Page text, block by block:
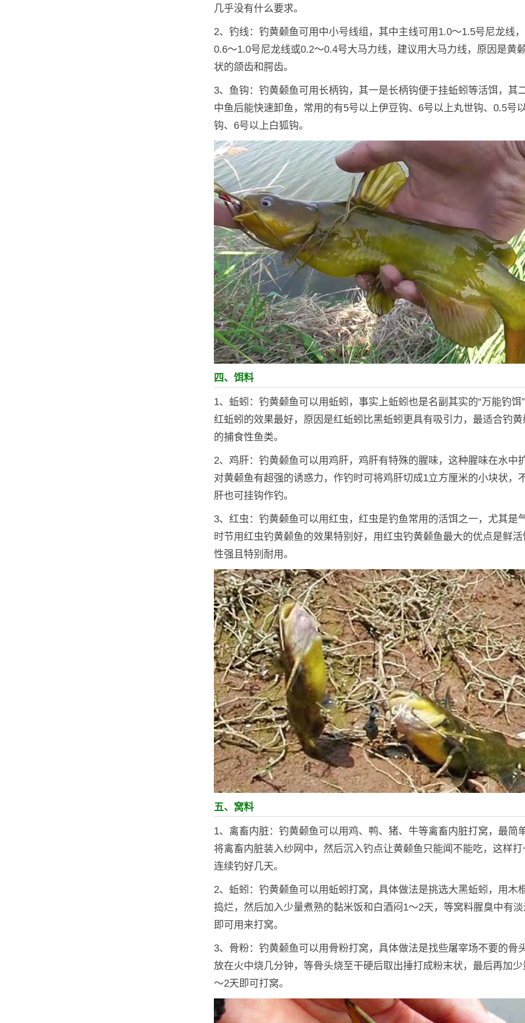
几乎没有什么要求。
2、钓线：钓黄颡鱼可用中小号线组，其中主线可用1.0～1.5号尼龙线
0.6～1.0号尼龙线或0.2～0.4号大马力线，建议用大马力线，原因是黄
状的颌齿和腭齿。
3、鱼钩：钓黄颡鱼可用长柄钩，其一是长柄钩便于挂蚯蚓等活饵，其
中鱼后能快速卸鱼，常用的有5号以上伊豆钩、6号以上丸世钩、0.5号
钩、6号以上白狐钩。
四、饵料
1、蚯蚓：钓黄颡鱼可以用蚯蚓，事实上蚯蚓也是名副其实的“万能钓饵
红蚯蚓的效果最好，原因是红蚯蚓比黑蚯蚓更具有吸引力，最适合钓
的捕食性鱼类。
2、鸡肝：钓黄颡鱼可以用鸡肝，鸡肝有特殊的腥味，这种腥味在水中
对黄颡鱼有超强的诱惑力，作钓时可将鸡肝切成1立方厘米的小块状，
肝也可挂钩作钓。
3、红虫：钓黄颡鱼可以用红虫，红虫是钓鱼常用的活饵之一，尤其是
时节用红虫钓黄颡鱼的效果特别好，用红虫钓黄颡鱼最大的优点是鲜
性强且特别耐用。
五、窝料
1、禽畜内脏：钓黄颡鱼可以用鸡、鸭、猪、牛等禽畜内脏打窝，最简
将禽畜内脏装入纱网中，然后沉入钓点让黄颡鱼只能闻不能吃，这样
连续钓好几天。
2、蚯蚓：钓黄颡鱼可以用蚯蚓打窝，具体做法是挑选大黑蚯蚓，用木
捣烂，然后加入少量煮熟的黏米饭和白酒闷1～2天，等窝料腥臭中有
即可用来打窝。
3、骨粉：钓黄颡鱼可以用骨粉打窝，具体做法是找些屠宰场不要的骨
放在火中烧几分钟，等骨头烧至干硬后取出捶打成粉末状，最后再加
～2天即可打窝。